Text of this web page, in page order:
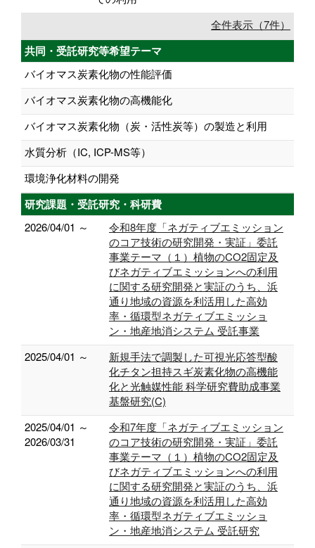
全件表示（7件）
共同・受託研究等希望テーマ
バイオマス炭素化物の性能評価
バイオマス炭素化物の高機能化
バイオマス炭素化物（炭・活性炭等）の製造と利用
水質分析（IC, ICP-MS等）
環境浄化材料の開発
研究課題・受託研究・科研費
2026/04/01 ～
令和8年度「ネガティブエミッション
のコア技術の研究開発・実証」委託
事業テーマ（１）植物のCO2固定及
びネガティブエミッションへの利用
に関する研究開発と実証のうち、浜
通り地域の資源を利活用した高効
率・循環型ネガティブエミッショ
ン・地産地消システム 受託事業
2025/04/01 ～
新規手法で調製した可視光応答型酸
化チタン担持スギ炭素化物の高機能
化と光触媒性能 科学研究費助成事業
基盤研究(C)
2025/04/01 ～
2026/03/31
令和7年度「ネガティブエミッション
のコア技術の研究開発・実証」委託
事業テーマ（１）植物のCO2固定及
びネガティブエミッションへの利用
に関する研究開発と実証のうち、浜
通り地域の資源を利活用した高効
率・循環型ネガティブエミッショ
ン・地産地消システム 受託研究